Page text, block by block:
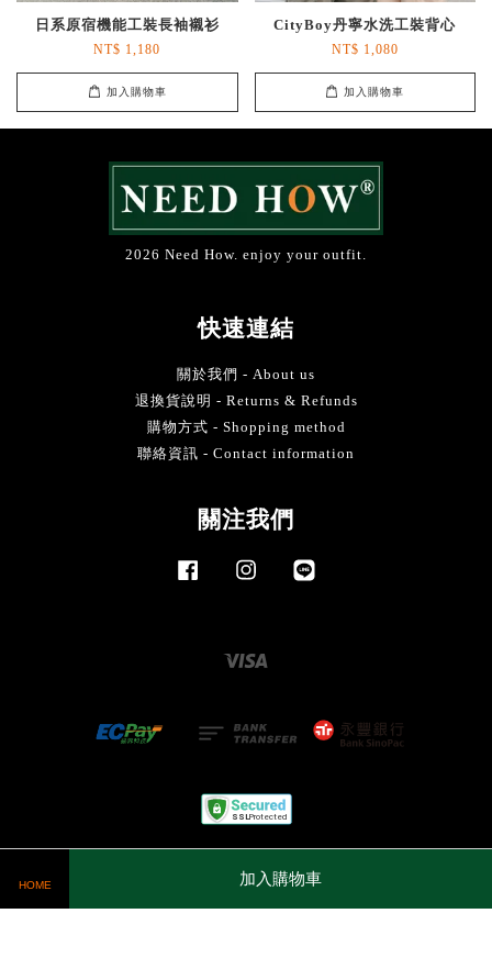
HOME 加入購物車
日系原宿機能工裝長袖襯衫
NT$ 1,180
加入購物車
CityBoy丹寧水洗工裝背心
NT$ 1,080
加入購物車
2026 Need How. enjoy your outfit.
快速連結
關於我們 - About us
退換貨說明 - Returns & Refunds
購物方式 - Shopping method
聯絡資訊 - Contact information
關注我們
Facebook Instagram